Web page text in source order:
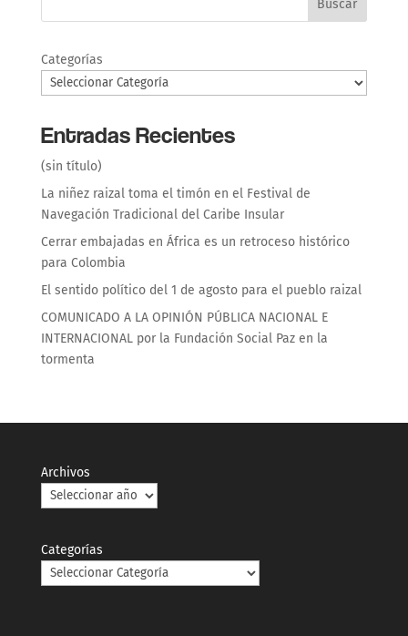
Buscar
Categorías
Entradas Recientes
(sin título)
La niñez raizal toma el timón en el Festival de
Navegación Tradicional del Caribe Insular
Cerrar embajadas en África es un retroceso histórico
para Colombia
El sentido político del 1 de agosto para el pueblo raizal
COMUNICADO A LA OPINIÓN PÚBLICA NACIONAL E
INTERNACIONAL por la Fundación Social Paz en la
tormenta
Archivos
Categorías